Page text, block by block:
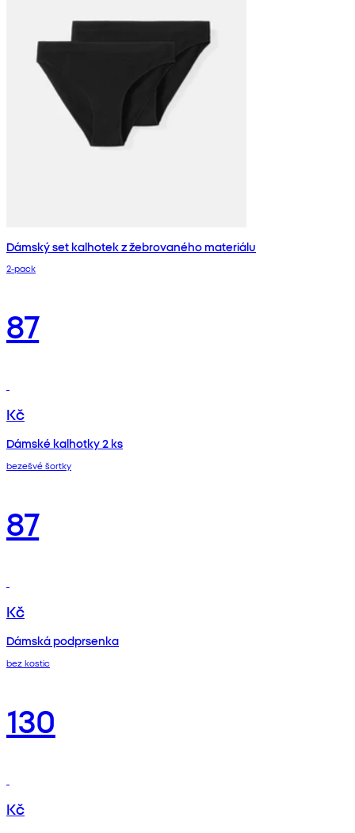
Dámský set kalhotek z žebrovaného materiálu
2‑pack
87
Kč
Dámské kalhotky 2 ks
bezešvé šortky
87
Kč
Dámská podprsenka
bez kostic
130
Kč